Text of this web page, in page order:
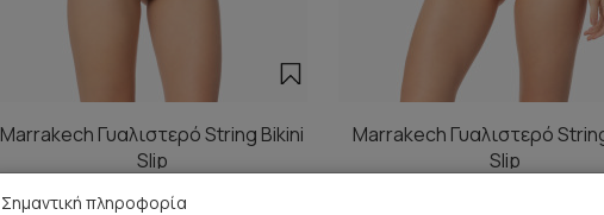
Marrakech Γυαλιστερό String Bikini
Slip
5,80 €
Marrakech Γυαλιστερό
Slip
5,80 €
Σημαντική πληροφορία